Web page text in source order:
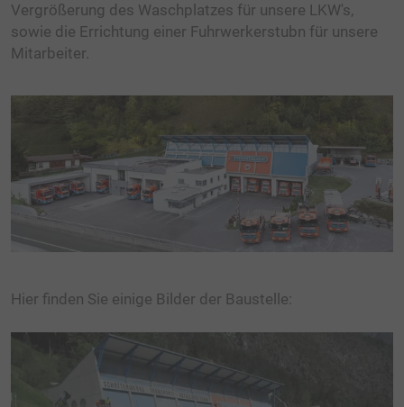
Vergrößerung des Waschplatzes für unsere LKW's,
sowie die Errichtung einer Fuhrwerkerstubn für unsere
Mitarbeiter.
Hier finden Sie einige Bilder der Baustelle: